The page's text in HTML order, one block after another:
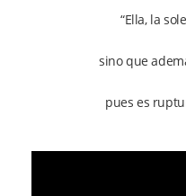
“Ella, la
sino que
pues es